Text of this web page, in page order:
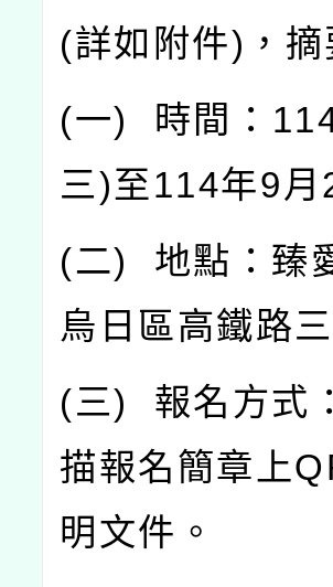
(詳如附件) ，
(一) 時間：
三)至114年9月
(二) 地點：臻
烏日區高鐵路
(三) 報名方式
描報名簡章上
明文件。